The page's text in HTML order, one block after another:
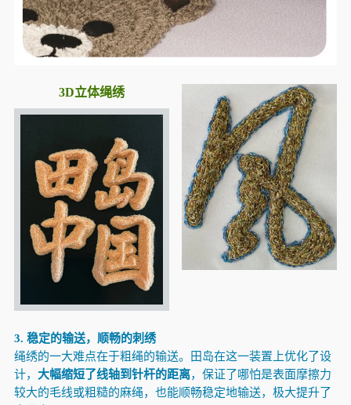
3D立体绳绣
3. 稳定的输送，顺畅的刺绣
绳绣的一大难点在于粗绳的输送。田岛在这一装置上优化了设
计， 大幅缩短了线轴到针杆的距离，保证了哪怕是表面摩擦力
较大的毛线或粗糙的麻绳，也能顺畅稳定地输送，极大提升了